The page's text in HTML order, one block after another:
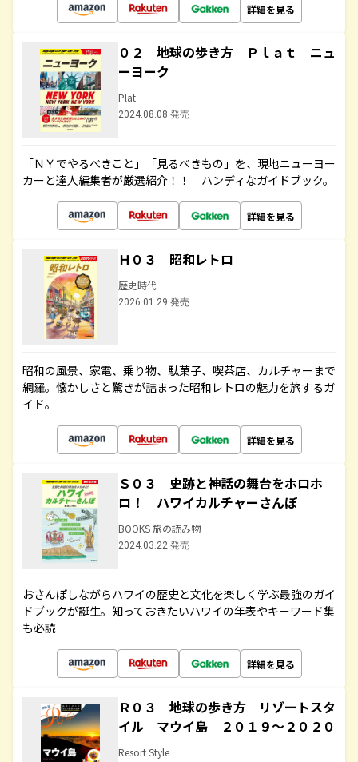
詳細を見る
０２ 地球の歩き方 Ｐｌａｔ ニュ
ーヨーク
Plat
2024.08.08 発売
「ＮＹでやるべきこと」「見るべきもの」を、現地ニューヨー
カーと達人編集者が厳選紹介！！ ハンディなガイドブック。
詳細を見る
Ｈ０３ 昭和レトロ
歴史時代
2026.01.29 発売
昭和の風景、家電、乗り物、駄菓子、喫茶店、カルチャーまで
網羅。懐かしさと驚きが詰まった昭和レトロの魅力を旅するガ
イド。
詳細を見る
Ｓ０３ 史跡と神話の舞台をホロホ
ロ！ ハワイカルチャーさんぽ
BOOKS 旅の読み物
2024.03.22 発売
おさんぽしながらハワイの歴史と文化を楽しく学ぶ最強のガイ
ドブックが誕生。知っておきたいハワイの年表やキーワード集
も必読
詳細を見る
Ｒ０３ 地球の歩き方 リゾートスタ
イル マウイ島 ２０１９～２０２０
Resort Style